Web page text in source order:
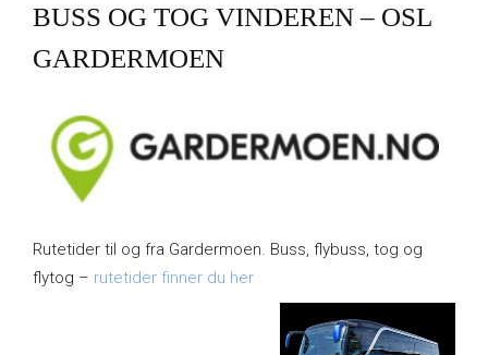
BUSS OG TOG VINDEREN – OSL
GARDERMOEN
Rutetider til og fra Gardermoen. Buss, flybuss, tog og
flytog – rutetider finner du her